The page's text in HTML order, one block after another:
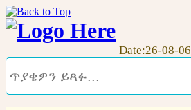
Date:26-08-06